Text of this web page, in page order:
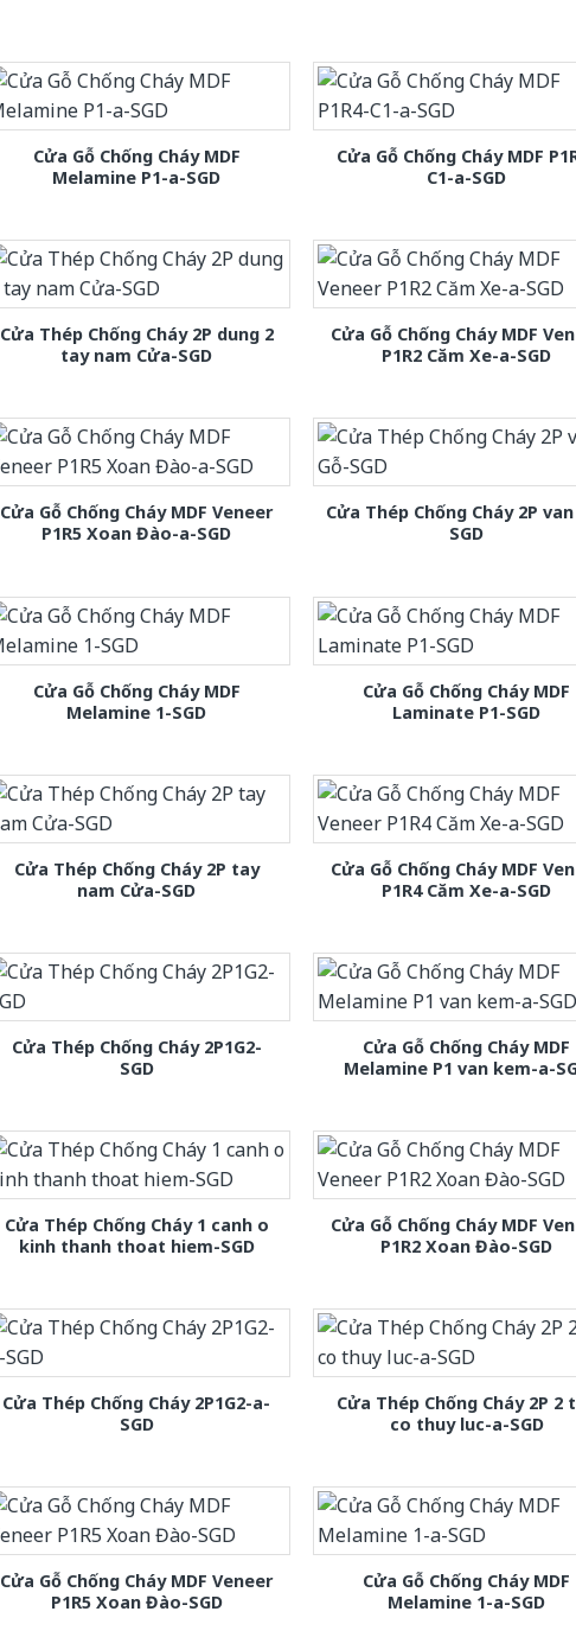
Cửa Gỗ Chống Cháy MDF
Melamine P1-a-SGD
Cửa Gỗ Chống Cháy MDF
C1-a-SGD
Cửa Thép Chống Cháy 2P dung 2
tay nam Cửa-SGD
Cửa Gỗ Chống Cháy MDF
P1R2 Căm Xe-a-SGD
Cửa Gỗ Chống Cháy MDF Veneer
P1R5 Xoan Đào-a-SGD
Cửa Thép Chống Cháy 2P
SGD
Cửa Gỗ Chống Cháy MDF
Melamine 1-SGD
Cửa Gỗ Chống Cháy MDF
Laminate P1-SGD
Cửa Thép Chống Cháy 2P tay
nam Cửa-SGD
Cửa Gỗ Chống Cháy MDF
P1R4 Căm Xe-a-SGD
Cửa Thép Chống Cháy 2P1G2-
SGD
Cửa Gỗ Chống Cháy MDF
Melamine P1 van kem-a-
Cửa Thép Chống Cháy 1 canh o
kinh thanh thoat hiem-SGD
Cửa Gỗ Chống Cháy MDF
P1R2 Xoan Đào-SGD
Cửa Thép Chống Cháy 2P1G2-a-
SGD
Cửa Thép Chống Cháy 2P 2
co thuy luc-a-SGD
Cửa Gỗ Chống Cháy MDF Veneer
P1R5 Xoan Đào-SGD
Cửa Gỗ Chống Cháy MDF
Melamine 1-a-SGD